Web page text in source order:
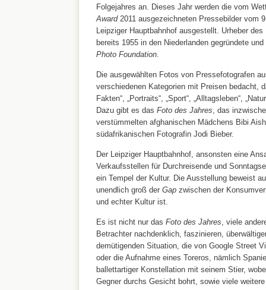
Folgejahres an. Dieses Jahr werden die vom
Award2011 ausgezeichneten Pressebilder vom
Leipziger Hauptbahnhof ausgestellt. Urheber
bereits 1955 in den Niederlanden gegründete
Photo Foundation.
Die ausgewählten Fotos von Pressefotografen
verschiedenen Kategorien mit Preisen bedacht,
Fakten“, „Portraits“, „Sport“, „Alltagsleben“,
Dazu gibt es das Foto des Jahres , das
verstümmelten afghanischen Mädchens Bibi
südafrikanischen Fotografin Jodi Bieber.
Der Leipziger Hauptbahnhof, ansonsten eine
Verkaufsstellen für Durchreisende und
ein Tempel der Kultur. Die Ausstellung beweist
unendlich groß der Gapzwischen der
und echter Kultur ist.
Es ist nicht nur das Foto des Jahres , viele
Betrachter nachdenklich, faszinieren,
demütigenden Situation, die von Google Street
oder die Aufnahme eines Toreros, nämlich
ballettartiger Konstellation mit seinem Stier,
Gegner durchs Gesicht bohrt, sowie viele